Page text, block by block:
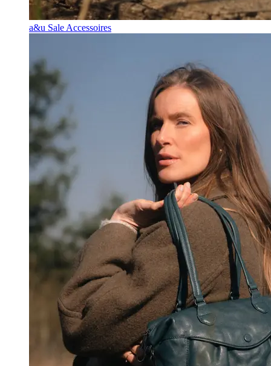
a&u Sale Accessoires